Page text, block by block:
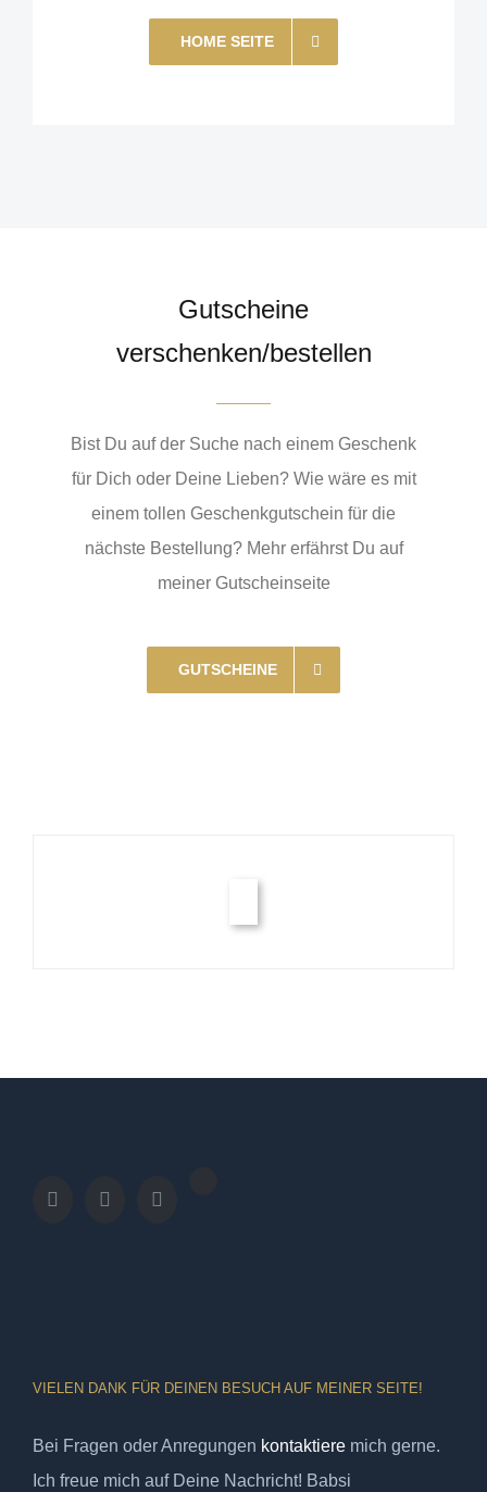
HOME SEITE
Gutscheine
verschenken/bestellen
Bist Du auf der Suche nach einem Geschenk
für Dich oder Deine Lieben? Wie wäre es mit
einem tollen Geschenkgutschein für die
nächste Bestellung? Mehr erfährst Du auf
meiner Gutscheinseite
GUTSCHEINE
VIELEN DANK FÜR DEINEN BESUCH AUF MEINER SEITE!
Bei Fragen oder Anregungen kontaktiere mich gerne.
Ich freue mich auf Deine Nachricht! Babsi